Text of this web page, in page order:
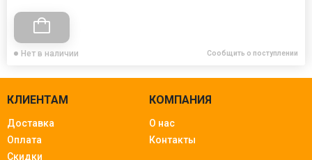
Нет в наличии Сообщить о поступлении
КЛИЕНТАМ
Доставка
Оплата
Скидки
КОМПАНИЯ
О нас
Контакты